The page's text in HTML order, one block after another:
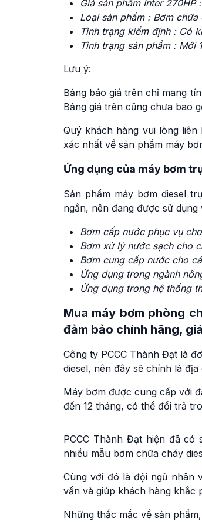
Giá sản phẩm Inter 270HP :
Loại sản phẩm : Bơm chữa
Tình trạng kiểm định : Có
Tình trạng sản phẩm : Mới
Lưu ý:
Bảng báo giá trên chỉ mang
Bảng giá trên cũng chưa bao
Quý khách hàng vui lòng
xác nhất về sản phẩm máy
Ứng dụng của máy bơm
Sản phẩm máy bơm diesel
ngắn, nên đang được sử dụng
Bơm cấp nước phục vụ
Bơm xử lý nước sạch cho
Bơm cung cấp nước cho
Ứng dụng trong ngành
Ứng dụng trong hệ thống
Mua máy bơm phòng
đảm bảo chính hãng,
Công ty PCCC Thành Đạt là
diesel, nên đây sẽ chính là
Máy bơm được cung cấp với
đến 12 tháng, có thể đổi trả
PCCC Thành Đạt hiện đã có
nhiều mẫu bơm chữa cháy
Cùng với đó là đội ngũ nhân
vấn và giúp khách hàng khắc
Những thắc mắc về sản